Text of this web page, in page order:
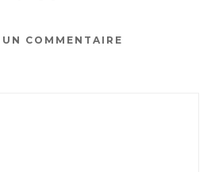
UN COMMENTAIRE